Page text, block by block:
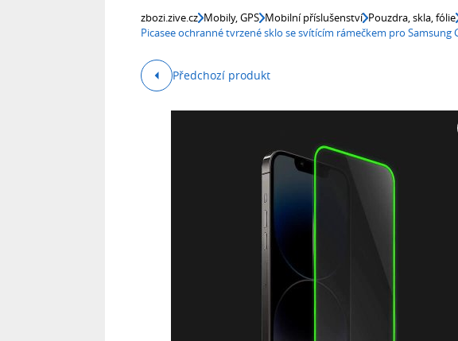
zbozi.zive.cz Mobily, GPS Mobilní příslušenství Pouzdra, skla, fólie
Picasee ochranné tvrzené sklo se svítícím rámečkem pro Samsung
Předchozí produkt